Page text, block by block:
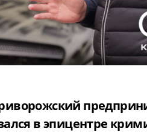
в эпицентре